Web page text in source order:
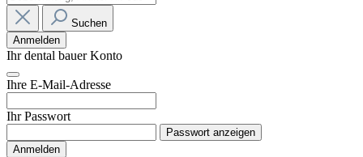
Suchen
Anmelden
Ihr dental bauer Konto
Ihre E-Mail-Adresse
Ihr Passwort
Passwort anzeigen
Anmelden